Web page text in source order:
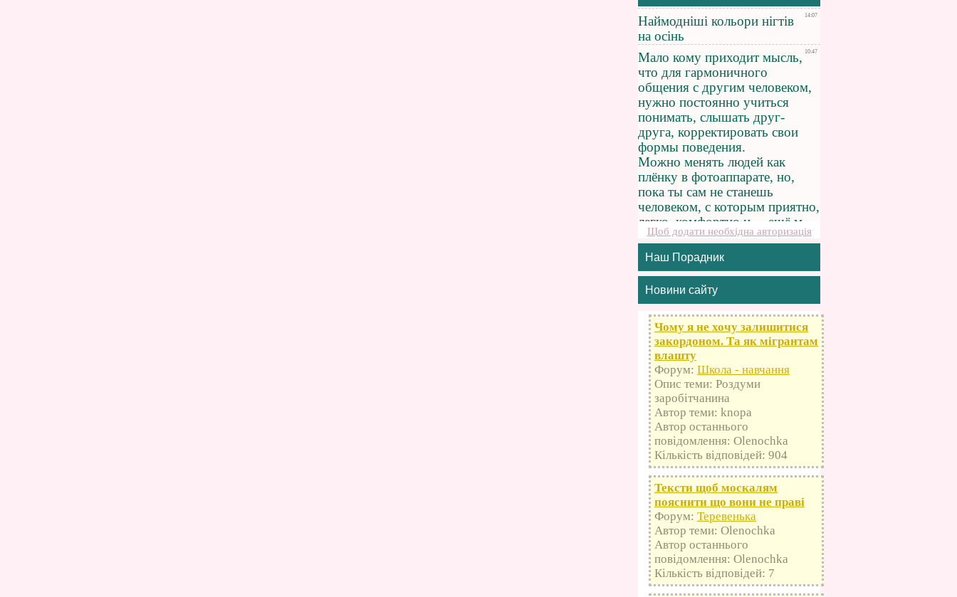
Щоб додати необхідна авторизація
Наш Порадник
Новини сайту
Чому я не хочу залишитися
закордоном. Та як мігрантам
влашту
Форум: Школа - навчання
Опис теми: Роздуми
заробітчанина
Автор теми: knopa
Автор останнього
повідомлення: Olenochka
Кількість відповідей: 904
Тексти щоб москалям
пояснити що вони не праві
Форум: Теревенька
Автор теми: Olenochka
Автор останнього
повідомлення: Olenochka
Кількість відповідей: 7